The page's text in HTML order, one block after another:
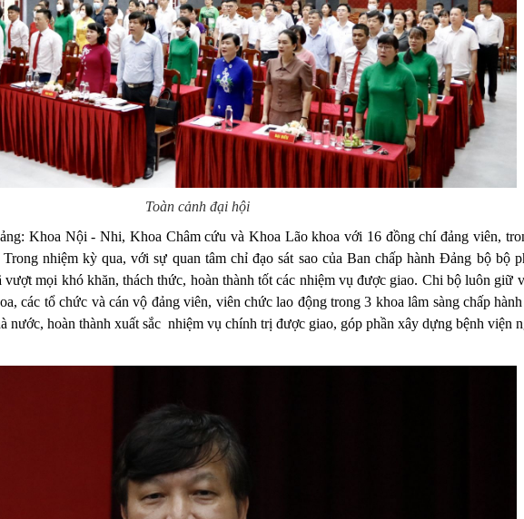
Nghiên cứu KH & CNTT
Toàn cảnh đại hội
Khoa Nội - Nhi, Khoa Châm cứu và Khoa Lão khoa với 16 đồng chí đảng viên,
nhiệm kỳ qua, với sự quan tâm chỉ đạo sát sao của Ban chấp hành Đảng bộ bộ
mọi khó khăn, thách thức, hoàn thành tốt các nhiệm vụ được giao. Chi bộ luôn giữ
các tổ chức và cán vộ đảng viên, viên chức lao động trong 3 khoa lâm sàng chấp
nước, hoàn thành xuất sắc nhiệm vụ chính trị được giao, góp phần xây dựng bệnh viện